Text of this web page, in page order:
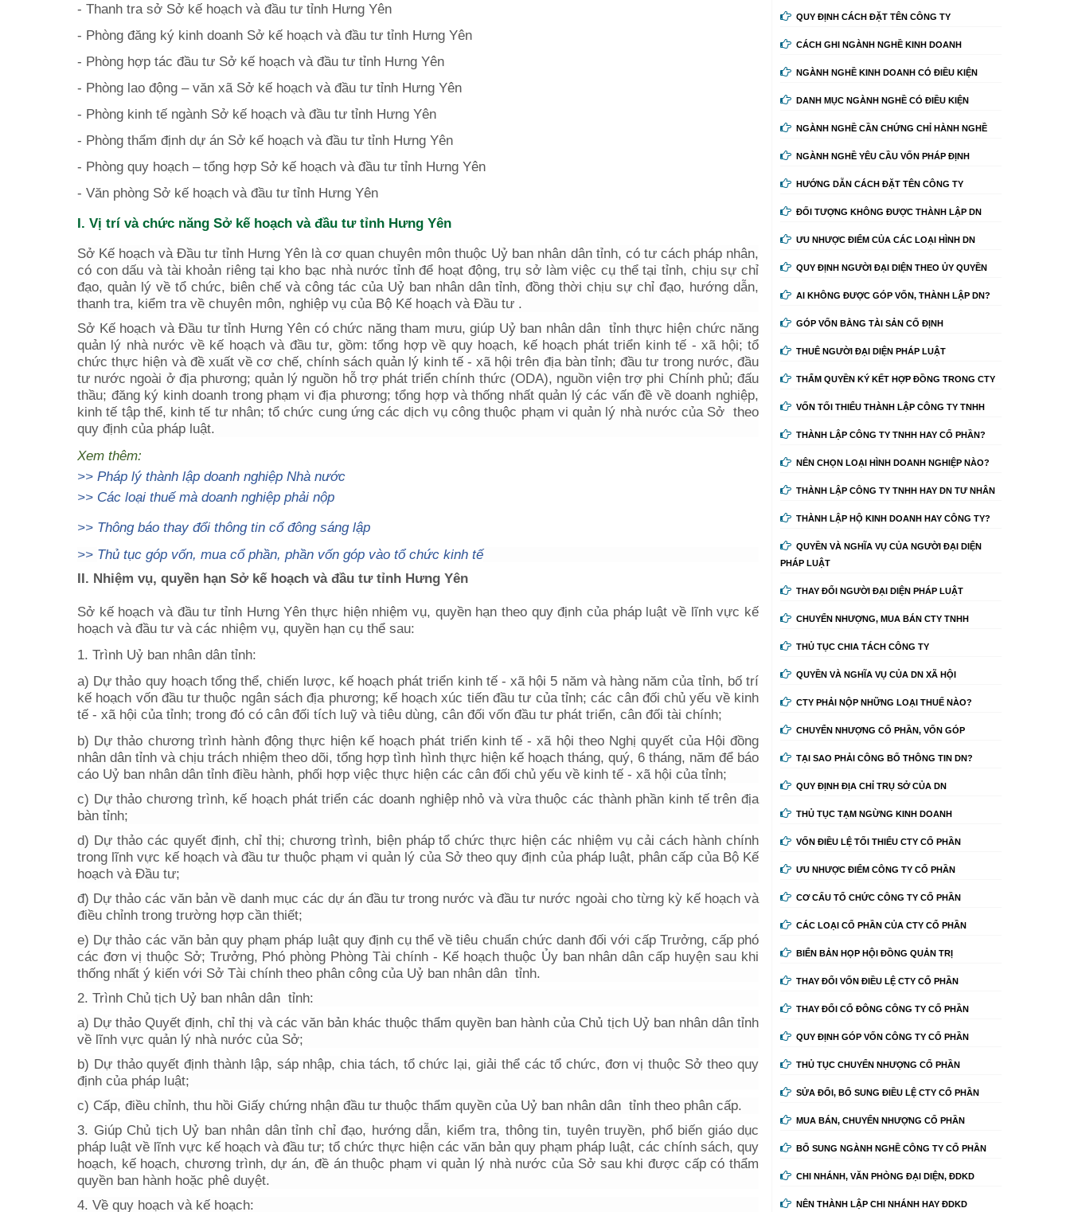
- Thanh tra sở Sở kế hoạch và đầu tư tỉnh Hưng Yên
- Phòng đăng ký kinh doanh Sở kế hoạch và đầu tư tỉnh Hưng Yên
- Phòng hợp tác đầu tư Sở kế hoạch và đầu tư tỉnh Hưng Yên
- Phòng lao động – văn xã Sở kế hoạch và đầu tư tỉnh Hưng Yên
- Phòng kinh tế ngành Sở kế hoạch và đầu tư tỉnh Hưng Yên
- Phòng thẩm định dự án Sở kế hoạch và đầu tư tỉnh Hưng Yên
- Phòng quy hoạch – tổng hợp Sở kế hoạch và đầu tư tỉnh Hưng Yên
- Văn phòng Sở kế hoạch và đầu tư tỉnh Hưng Yên
I. Vị trí và chức năng Sở kế hoạch và đầu tư tỉnh Hưng Yên
Sở Kế hoạch và Đầu tư tỉnh Hưng Yênlà cơ quan chuyên môn thuộc Uỷ ban nhân dân tỉnh, có tư cách pháp nhân,
có con dấu và tài khoản riêng tại kho bạc nhà nước tỉnh để hoạt động, trụ sở làm việc cụ thể tại tỉnh, chịu sự chỉ
đạo, quản lý về tổ chức, biên chế và công tác của Uỷ ban nhân dân tỉnh, đồng thời chịu sự chỉ đạo, hướng dẫn,
thanh tra, kiểm tra về chuyên môn, nghiệp vụ của Bộ Kế hoạch và Đầu tư .
Sở Kế hoạch và Đầu tư tỉnh Hưng Yên có chức năng tham mưu, giúp Uỷ ban nhân dân tỉnh thực hiện chức năng
quản lý nhà nước về kế hoạch và đầu tư, gồm: tổng hợp về quy hoạch, kế hoạch phát triển kinh tế - xã hội; tổ
chức thực hiện và đề xuất về cơ chế, chính sách quản lý kinh tế - xã hội trên địa bàn tỉnh; đầu tư trong nước, đầu
tư nước ngoài ở địa phương; quản lý nguồn hỗ trợ phát triển chính thức (ODA), nguồn viện trợ phi Chính phủ; đấu
thầu; đăng ký kinh doanh trong phạm vi địa phương; tổng hợp và thống nhất quản lý các vấn đề về doanh nghiệp,
kinh tế tập thể, kinh tế tư nhân; tổ chức cung ứng các dịch vụ công thuộc phạm vi quản lý nhà nước của Sở theo
quy định của pháp luật.
Xem thêm:
>> Pháp lý thành lập doanh nghiệp Nhà nước
>> Các loại thuế mà doanh nghiệp phải nộp
>> Thông báo thay đổi thông tin cổ đông sáng lập
>> Thủ tục góp vốn, mua cổ phần, phần vốn góp vào tổ chức kinh tế
II. Nhiệm vụ, quyền hạn Sở kế hoạch và đầu tư tỉnh Hưng Yên
Sở kế hoạch và đầu tư tỉnh Hưng Yên thực hiện nhiệm vụ, quyền hạn theo quy định của pháp luật về lĩnh vực kế
hoạch và đầu tư và các nhiệm vụ, quyền hạn cụ thể sau:
1. Trình Uỷ ban nhân dân tỉnh:
a) Dự thảo quy hoạch tổng thể, chiến lược, kế hoạch phát triển kinh tế - xã hội 5 năm và hàng năm của tỉnh, bố trí
kế hoạch vốn đầu tư thuộc ngân sách địa phương; kế hoạch xúc tiến đầu tư của tỉnh; các cân đối chủ yếu về kinh
tế - xã hội của tỉnh; trong đó có cân đối tích luỹ và tiêu dùng, cân đối vốn đầu tư phát triển, cân đối tài chính;
b) Dự thảo chương trình hành động thực hiện kế hoạch phát triển kinh tế - xã hội theo Nghị quyết của Hội đồng
nhân dân tỉnh và chịu trách nhiệm theo dõi, tổng hợp tình hình thực hiện kế hoạch tháng, quý, 6 tháng, năm để báo
cáo Uỷ ban nhân dân tỉnh điều hành, phối hợp việc thực hiện các cân đối chủ yếu về kinh tế - xã hội của tỉnh;
c) Dự thảo chương trình, kế hoạch phát triển các doanh nghiệp nhỏ và vừa thuộc các thành phần kinh tế trên địa
bàn tỉnh;
d) Dự thảo các quyết định, chỉ thị; chương trình, biện pháp tổ chức thực hiện các nhiệm vụ cải cách hành chính
trong lĩnh vực kế hoạch và đầu tư thuộc phạm vi quản lý của Sở theo quy định của pháp luật, phân cấp của Bộ Kế
hoạch và Đầu tư;
đ) Dự thảo các văn bản về danh mục các dự án đầu tư trong nước và đầu tư nước ngoài cho từng kỳ kế hoạch và
điều chỉnh trong trường hợp cần thiết;
e) Dự thảo các văn bản quy phạm pháp luật quy định cụ thể về tiêu chuẩn chức danh đối với cấp Trưởng, cấp phó
các đơn vị thuộc Sở; Trưởng, Phó phòng Phòng Tài chính - Kế hoạch thuộc Ủy ban nhân dân cấp huyện sau khi
thống nhất ý kiến với Sở Tài chính theo phân công của Uỷ ban nhân dân tỉnh.
2. Trình Chủ tịch Uỷ ban nhân dân tỉnh:
a) Dự thảo Quyết định, chỉ thị và các văn bản khác thuộc thẩm quyền ban hành của Chủ tịch Uỷ ban nhân dân tỉnh
về lĩnh vực quản lý nhà nước của Sở;
b) Dự thảo quyết định thành lập, sáp nhập, chia tách, tổ chức lại, giải thể các tổ chức, đơn vị thuộc Sở theo quy
định của pháp luật;
c) Cấp, điều chỉnh, thu hồi Giấy chứng nhận đầu tư thuộc thẩm quyền của Uỷ ban nhân dân tỉnh theo phân cấp.
3. Giúp Chủ tịch Uỷ ban nhân dân tỉnh chỉ đạo, hướng dẫn, kiểm tra, thông tin, tuyên truyền, phổ biến giáo dục
pháp luật về lĩnh vực kế hoạch và đầu tư; tổ chức thực hiện các văn bản quy phạm pháp luật, các chính sách, quy
hoạch, kế hoạch, chương trình, dự án, đề án thuộc phạm vi quản lý nhà nước của Sở sau khi được cấp có thẩm
quyền ban hành hoặc phê duyệt.
4. Về quy hoạch và kế hoạch:
QUY ĐỊNH CÁCH ĐẶT TÊN CÔNG TY
CÁCH GHI NGÀNH NGHỀ KINH DOANH
NGÀNH NGHỀ KINH DOANH CÓ ĐIỀU KIỆN
DANH MỤC NGÀNH NGHỀ CÓ ĐIỀU KIỆN
NGÀNH NGHỀ CẦN CHỨNG CHỈ HÀNH NGHỀ
NGÀNH NGHỀ YÊU CẦU VỐN PHÁP ĐỊNH
HƯỚNG DẪN CÁCH ĐẶT TÊN CÔNG TY
ĐỐI TƯỢNG KHÔNG ĐƯỢC THÀNH LẬP DN
ƯU NHƯỢC ĐIỂM CỦA CÁC LOẠI HÌNH DN
QUY ĐỊNH NGƯỜI ĐẠI DIỆN THEO ỦY QUYỀN
AI KHÔNG ĐƯỢC GÓP VỐN, THÀNH LẬP DN?
GÓP VỐN BẰNG TÀI SẢN CỐ ĐỊNH
THUÊ NGƯỜI ĐẠI DIỆN PHÁP LUẬT
THẨM QUYỀN KÝ KẾT HỢP ĐỒNG TRONG CTY
VỐN TỐI THIỂU THÀNH LẬP CÔNG TY TNHH
THÀNH LẬP CÔNG TY TNHH HAY CỔ PHẦN?
NÊN CHỌN LOẠI HÌNH DOANH NGHIỆP NÀO?
THÀNH LẬP CÔNG TY TNHH HAY DN TƯ NHÂN
THÀNH LẬP HỘ KINH DOANH HAY CÔNG TY?
QUYỀN VÀ NGHĨA VỤ CỦA NGƯỜI ĐẠI DIỆN
PHÁP LUẬT
THAY ĐỔI NGƯỜI ĐẠI DIỆN PHÁP LUẬT
CHUYỂN NHƯỢNG, MUA BÁN CTY TNHH
THỦ TỤC CHIA TÁCH CÔNG TY
QUYỀN VÀ NGHĨA VỤ CỦA DN XÃ HỘI
CTY PHẢI NỘP NHỮNG LOẠI THUẾ NÀO?
CHUYỂN NHƯỢNG CỔ PHẦN, VỐN GÓP
TẠI SAO PHẢI CÔNG BỐ THÔNG TIN DN?
QUY ĐỊNH ĐỊA CHỈ TRỤ SỞ CỦA DN
THỦ TỤC TẠM NGỪNG KINH DOANH
VỐN ĐIỀU LỆ TỐI THIỂU CTY CỔ PHẦN
ƯU NHƯỢC ĐIỂM CÔNG TY CỔ PHẦN
CƠ CẤU TỔ CHỨC CÔNG TY CỔ PHẦN
CÁC LOẠI CỔ PHẦN CỦA CTY CỔ PHẦN
BIỂN BẢN HỌP HỘI ĐỒNG QUẢN TRỊ
THAY ĐỔI VỐN ĐIỀU LỆ CTY CỔ PHẦN
THAY ĐỔI CỔ ĐÔNG CÔNG TY CỔ PHẦN
QUY ĐỊNH GÓP VỐN CÔNG TY CỔ PHẦN
THỦ TỤC CHUYỂN NHƯỢNG CỔ PHẦN
SỬA ĐỔI, BỔ SUNG ĐIỀU LỆ CTY CỔ PHẦN
MUA BÁN, CHUYỂN NHƯỢNG CỔ PHẦN
BỔ SUNG NGÀNH NGHỀ CÔNG TY CỔ PHẦN
CHI NHÁNH, VĂN PHÒNG ĐẠI DIỆN, ĐDKD
NÊN THÀNH LẬP CHI NHÁNH HAY ĐDKD